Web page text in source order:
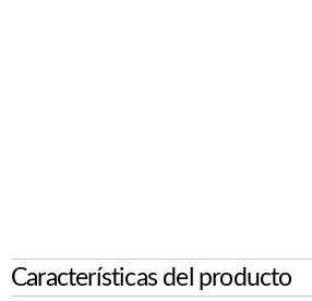
Características del producto